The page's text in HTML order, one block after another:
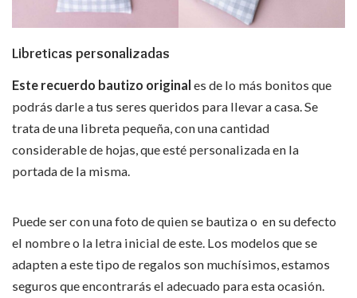
Libreticas personalizadas
Este recuerdo bautizo original es de lo más bonitos que
podrás darle a tus seres queridos para llevar a casa. Se
trata de una libreta pequeña, con una cantidad
considerable de hojas, que esté personalizada en la
portada de la misma.
Puede ser con una foto de quien se bautiza o en su defecto
el nombre o la letra inicial de este. Los modelos que se
adapten a este tipo de regalos son muchísimos, estamos
seguros que encontrarás el adecuado para esta ocasión.